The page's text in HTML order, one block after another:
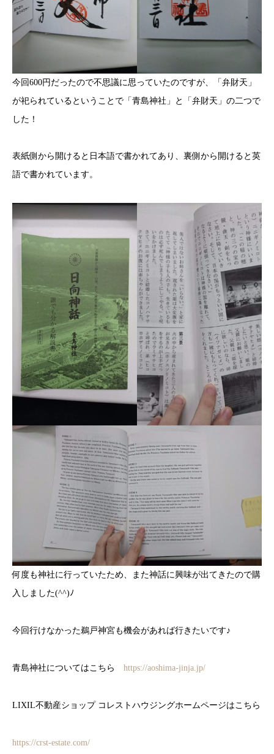
今回600円だったので不思議に思っていたのですが、「弁財天」
が祀られているということで「青島神社」と「弁財天」の二つで
した！
表紙側から開けると日本語で書かれてあり、裏側から開けると英
語で書かれています。
何度も神社に行っていたため、また神話に興味が出てきたので購
入しました(^^)ﾉ
今回行けなかった鵜戸神宮も機会があれば行きたいです♪
青島神社についてはこちら https://aoshima-jinja.jp/
LIXIL不動産ショップ コレストハウジングホームページはこちら
https://crst-estate.com/